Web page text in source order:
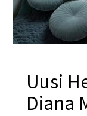
Uusi
Diana